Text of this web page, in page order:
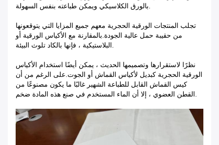
بالورق الكلاسيكي ويمكن طباعته بنفس السهولة.
تجلب المنتجات الورقية الحجرية معهم جميع المزايا التي يتوقعونها
من حقيبة حمل عالية الجودة.بالمقارنة مع الأكياس الورقية أو
البلاستيكية ، فإنها بالكاد تلوث البيئة.
نظرًا لاستقرارها وتصميمها الحديث ، يمكن أيضًا استخدام الأكياس
الورقية الحجرية كبديل لأكياس القماش أو الجوت.على الرغم من أن
كيس القماش القابل للطباعة الشهير غالبًا ما يكون مصنوعًا من
القطن العضوي ، إلا أن الماء المستخدم في صنع هذه المادة ضخم.